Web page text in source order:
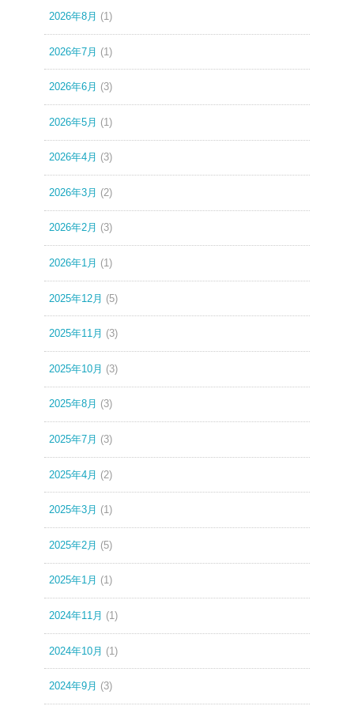
2026年8月 (1)
2026年7月 (1)
2026年6月 (3)
2026年5月 (1)
2026年4月 (3)
2026年3月 (2)
2026年2月 (3)
2026年1月 (1)
2025年12月 (5)
2025年11月 (3)
2025年10月 (3)
2025年8月 (3)
2025年7月 (3)
2025年4月 (2)
2025年3月 (1)
2025年2月 (5)
2025年1月 (1)
2024年11月 (1)
2024年10月 (1)
2024年9月 (3)